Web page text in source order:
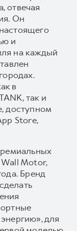
отвечая
Он
и
на каждый
в
так и
доступном
Store,
Motor,
Бренд
для